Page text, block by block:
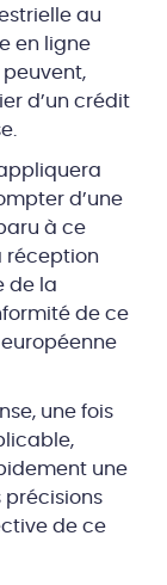
au
en ligne
d’un crédit
d’une
à ce
réception
de la
de ce
une fois
une
précisions
de ce